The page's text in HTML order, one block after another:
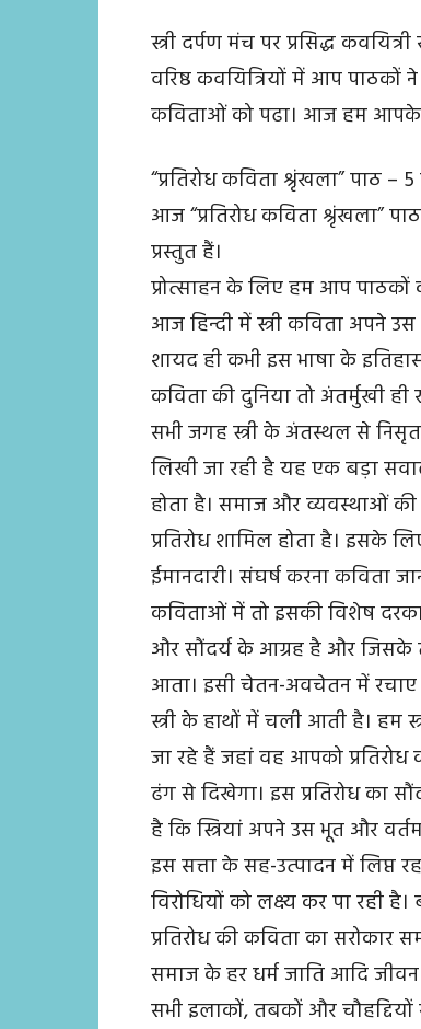
स्त्री दर्पण मंच पर प्रसिद्ध
वरिष्ठ कवयित्रियों में आप पाठकों
कविताओं को पढा। आज हम आपके
“प्रतिरोध कविता श्रृंखला” पाठ
आज “प्रतिरोध कविता श्रृंखला”
प्रस्तुत हैं।
प्रोत्साहन के लिए हम आप पाठकों
आज हिन्दी में स्त्री कविता अपने
शायद ही कभी इस भाषा के
कविता की दुनिया तो अंतर्मुखी
सभी जगह स्त्री के अंतस्थल से
लिखी जा रही है यह एक बड़ा
होता है। समाज और व्यवस्थाओं
प्रतिरोध शामिल होता है। इसके
ईमानदारी। संघर्ष करना कविता
कविताओं में तो इसकी विशेष
और सौंदर्य के आग्रह है और जिसके
आता। इसी चेतन-अवचेतन में रचाए
स्त्री के हाथों में चली आती है। हम
जा रहे हैं जहां वह आपको
ढंग से दिखेगा। इस प्रतिरोध का
है कि स्त्रियां अपने उस भूत और
इस सत्ता के सह-उत्पादन में लिप्त
विरोधियों को लक्ष्य कर पा रही है।
प्रतिरोध की कविता का सरोकार
समाज के हर धर्म जाति आदि
सभी इलाकों, तबकों और चौहद्दियों